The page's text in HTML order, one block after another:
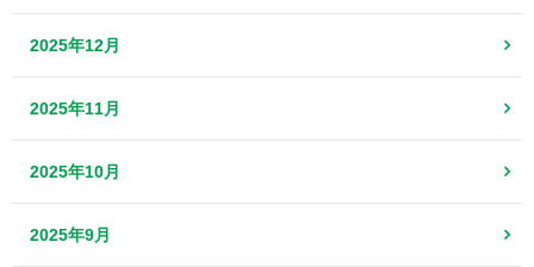
2025年12月
2025年11月
2025年10月
2025年9月